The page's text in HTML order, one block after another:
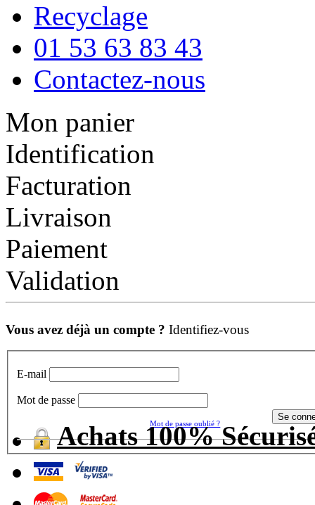
Recyclage
01 53 63 83 43
Contactez-nous
Mon panier
Identification
Facturation
Livraison
Paiement
Validation
Vous avez déjà un compte ? Identifiez-vous
E-mail
Mot de passe
Mot de passe oublié ?
Achats 100%